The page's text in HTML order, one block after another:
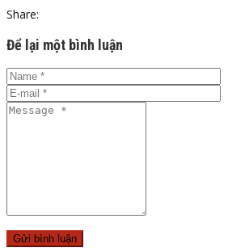
Share:
Để lại một bình luận